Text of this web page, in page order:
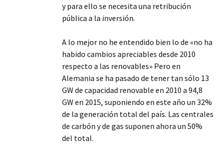
y para ello se necesita una retribución
pública a la inversión.
A lo mejor no he entendido bien lo de «no ha
habido cambios apreciables desde 2010
respecto a las renovables» Pero en
Alemania se ha pasado de tener tan sólo 13
GW de capacidad renovable en 2010 a 94,8
GW en 2015, suponiendo en este año un 32%
de la generación total del país. Las centrales
de carbón y de gas suponen ahora un 50%
del total.